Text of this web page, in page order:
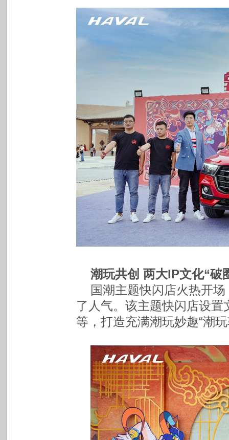
潮玩共创 两大IP文化“破
国潮主题快闪店火热开
了人气。该主题快闪店设
等，打造充满潮玩妙趣“潮